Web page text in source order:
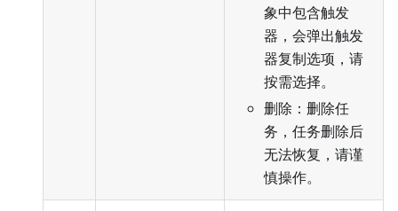
象中包含触发
器，会弹出触发
器复制选项，请
按需选择。
删除：删除任
务，任务删除后
无法恢复，请谨
慎操作。